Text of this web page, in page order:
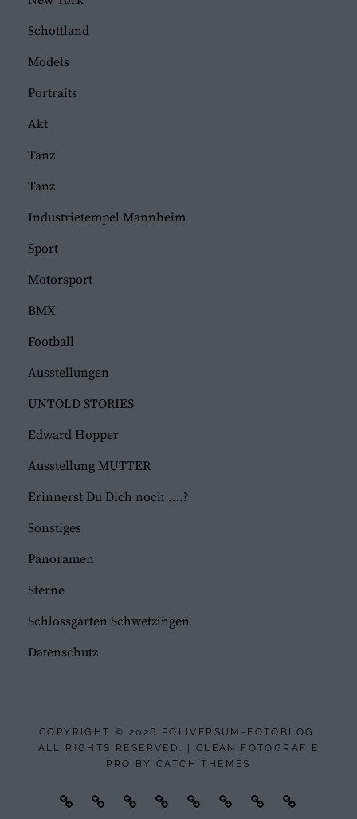
Schottland
Models
Portraits
Akt
Tanz
Tanz
Industrietempel Mannheim
Sport
Motorsport
BMX
Football
Ausstellungen
UNTOLD STORIES
Edward Hopper
Ausstellung MUTTER
Erinnerst Du Dich noch ….?
Sonstiges
Panoramen
Sterne
Schlossgarten Schwetzingen
Datenschutz
COPYRIGHT © 2026 POLIVERSUM-FOTOBLOG .
ALL RIGHTS RESERVED. | CLEAN FOTOGRAFIE
PRO BY CATCH THEMES